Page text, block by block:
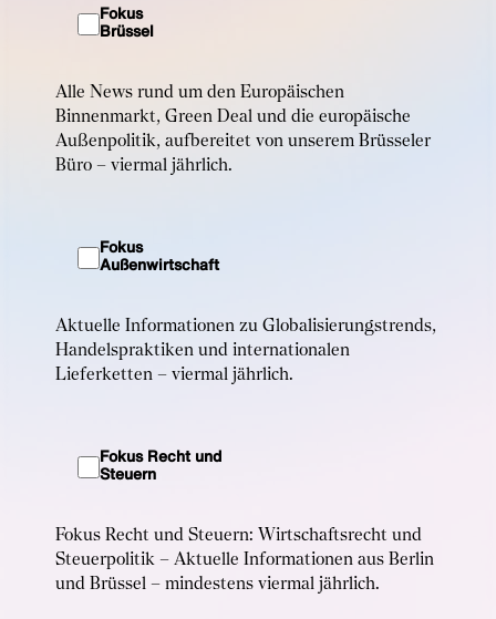
Fokus
Brüssel
Alle News rund um den Europäischen
Binnenmarkt, Green Deal und die europäische
Außenpolitik, aufbereitet von unserem Brüsseler
Büro – viermal jährlich.
Fokus
Außenwirtschaft
Aktuelle Informationen zu Globalisierungstrends,
Handelspraktiken und internationalen
Lieferketten – viermal jährlich.
Fokus Recht und
Steuern
Fokus Recht und Steuern: Wirtschaftsrecht und
Steuerpolitik – Aktuelle Informationen aus Berlin
und Brüssel – mindestens viermal jährlich.